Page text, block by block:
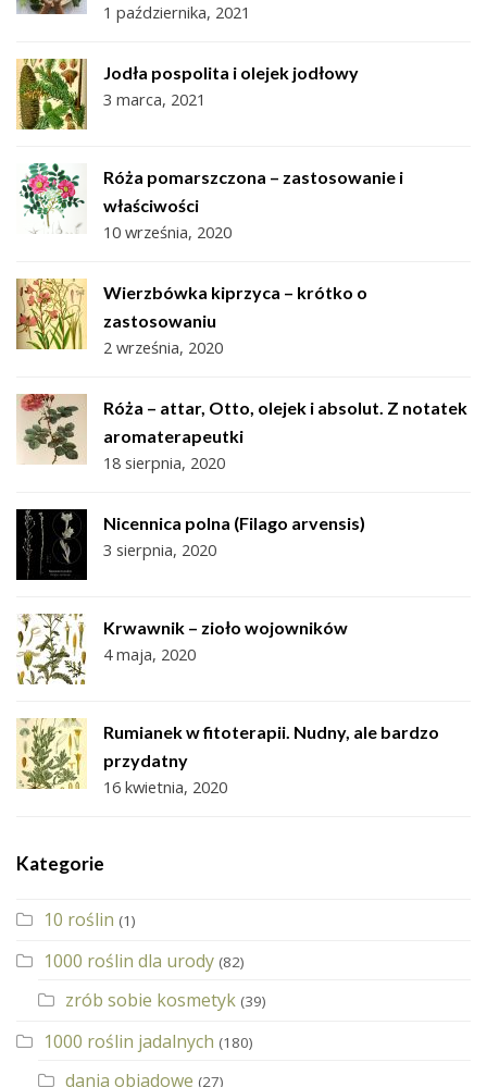
1 października, 2021
Jodła pospolita i olejek jodłowy
3 marca, 2021
Róża pomarszczona – zastosowanie i
właściwości
10 września, 2020
Wierzbówka kiprzyca – krótko o
zastosowaniu
2 września, 2020
Róża – attar, Otto, olejek i absolut. Z notatek
aromaterapeutki
18 sierpnia, 2020
Nicennica polna (Filago arvensis)
3 sierpnia, 2020
Krwawnik – zioło wojowników
4 maja, 2020
Rumianek w fitoterapii. Nudny, ale bardzo
przydatny
16 kwietnia, 2020
Kategorie
10 roślin (1)
1000 roślin dla urody (82)
zrób sobie kosmetyk (39)
1000 roślin jadalnych (180)
dania obiadowe (27)